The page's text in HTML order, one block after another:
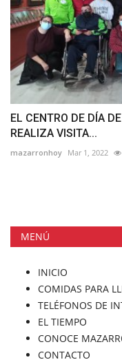
EL CENTRO DE DÍA
REALIZA VISITA...
mazarronhoy Mar 1, 2022
MENÚ
INICIO
COMIDAS PARA
TELÉFONOS DE
EL TIEMPO
CONOCE
CONTACTO